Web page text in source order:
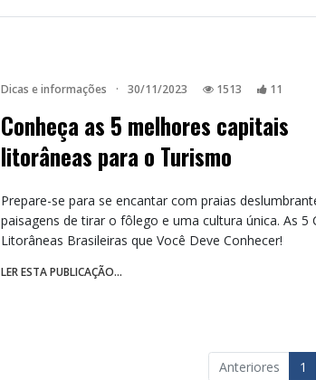
Dicas e informações · 30/11/2023 1513 11
Conheça as 5 melhores capitais
litorâneas para o Turismo
Prepare-se para se encantar com praias
paisagens de tirar o fôlego e uma cultura única. As 5
Litorâneas Brasileiras que Você Deve Conhecer!
LER ESTA PUBLICAÇÃO...
Anteriores 1